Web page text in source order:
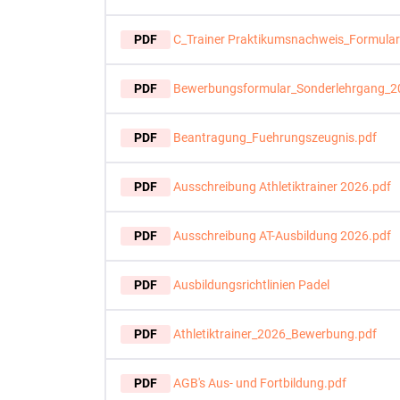
PDF C_Trainer
PDF
PDF Beantragung_Fuehrungszeugnis.pdf
PDF Ausschreibung Athletiktrainer 2026.pdf
PDF Ausschreibung AT-Ausbildung 2026.pdf
PDF Ausbildungsrichtlinien Padel
PDF Athletiktrainer_2026_Bewerbung.pdf
PDF AGB's Aus- und Fortbildung.pdf